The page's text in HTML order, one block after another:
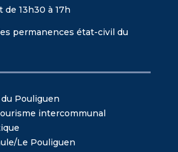
de 13h30 à 17h
permanences état-civil du
Pouliguen
intercommunal
Le Pouliguen